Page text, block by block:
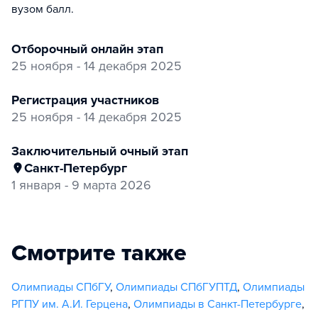
вузом балл.
отборочный онлайн этап
25 ноября - 14 декабря 2025
регистрация участников
25 ноября - 14 декабря 2025
заключительный очный этап
Санкт-Петербург
1 января - 9 марта 2026
Смотрите также
Олимпиады СПбГУ, Олимпиады СПбГУПТД, Олимпиады
РГПУ им. А.И. Герцена, Олимпиады в Санкт-Петербурге,